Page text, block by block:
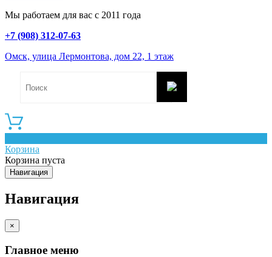
Мы работаем для вас с 2011 года
+7 (908) 312-07-63
Омск, улица Лермонтова, дом 22, 1 этаж
Корзина
Корзина пуста
Навигация
Навигация
×
Главное меню